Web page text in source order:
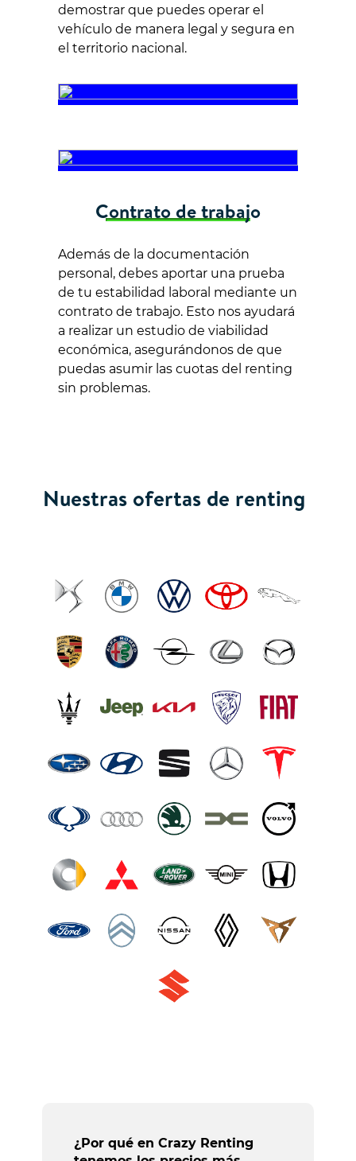
demostrar que puedes operar el
vehículo de manera legal y segura en
el territorio nacional.
Contrato de trabajo
Además de la documentación
personal, debes aportar una prueba
de tu estabilidad laboral mediante un
contrato de trabajo. Esto nos ayudará
a realizar un estudio de viabilidad
económica, asegurándonos de que
puedas asumir las cuotas del renting
sin problemas.
Nuestras ofertas de renting
¿Por qué en Crazy Renting